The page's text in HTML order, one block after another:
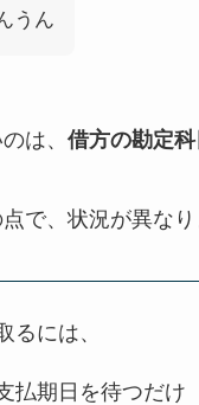
うん
は、 借方の勘定科
で、状況が異なり
るには、
払期日を待つだけ